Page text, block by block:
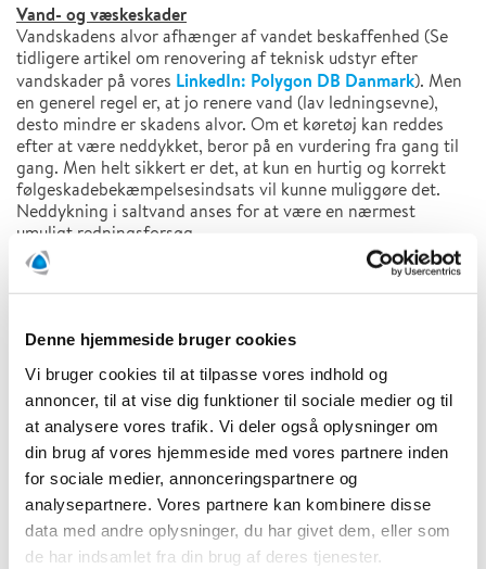
Denne hjemmeside bruger cookies
Vi bruger cookies til at tilpasse vores indhold og
annoncer, til at vise dig funktioner til sociale medier og til
at analysere vores trafik. Vi deler også oplysninger om
din brug af vores hjemmeside med vores partnere inden
for sociale medier, annonceringspartnere og
analysepartnere. Vores partnere kan kombinere disse
data med andre oplysninger, du har givet dem, eller som
de har indsamlet fra din brug af deres tjenester.
Vand- og væskeskader
Vandskadens alvor afhænger af vandet beskaffenhed (Se
tidligere artikel om renovering af teknisk udstyr efter
vandskader på vores LinkedIn: Polygon DB Danmark). Men
en generel regel er, at jo renere vand (lav ledningsevne),
desto mindre er skadens alvor. Om et køretøj kan reddes
efter at være neddykket, beror på en vurdering fra gang til
gang. Men helt sikkert er det, at kun en hurtig og korrekt
følgeskadebekæmpelsesindsats vil kunne muliggøre det.
Neddykning i saltvand anses for at være en nærmest
umuligt redningsforsøg.
Delvis neddykning i ferskvand kan teknisk set sagtens lade
sig gøre, hvis følgeskadebekæmpelsen sættes hurtigt og
En faldgrube ved vandskader er at man ofte begynder at
udtørre lige efter bjærgning, og man får derved ikke skyllet
skidt og snavs ud af bilens hulrum og utilgængelige steder.
Når det først er tørret, er det væsentlig sværere at fjerne
igen. Derfor er det en god ide at have fagfolk med i
følgeskadebekæmpelse med ved bjærgningen.
Efter vandskader i køretøjer skal man desuden være
opmærksom på risiko for skimmelvækst på fuldstændig
samme vis, som vi kender det fra bygninger.